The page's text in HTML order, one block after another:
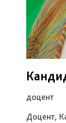
доцент
Доцент,